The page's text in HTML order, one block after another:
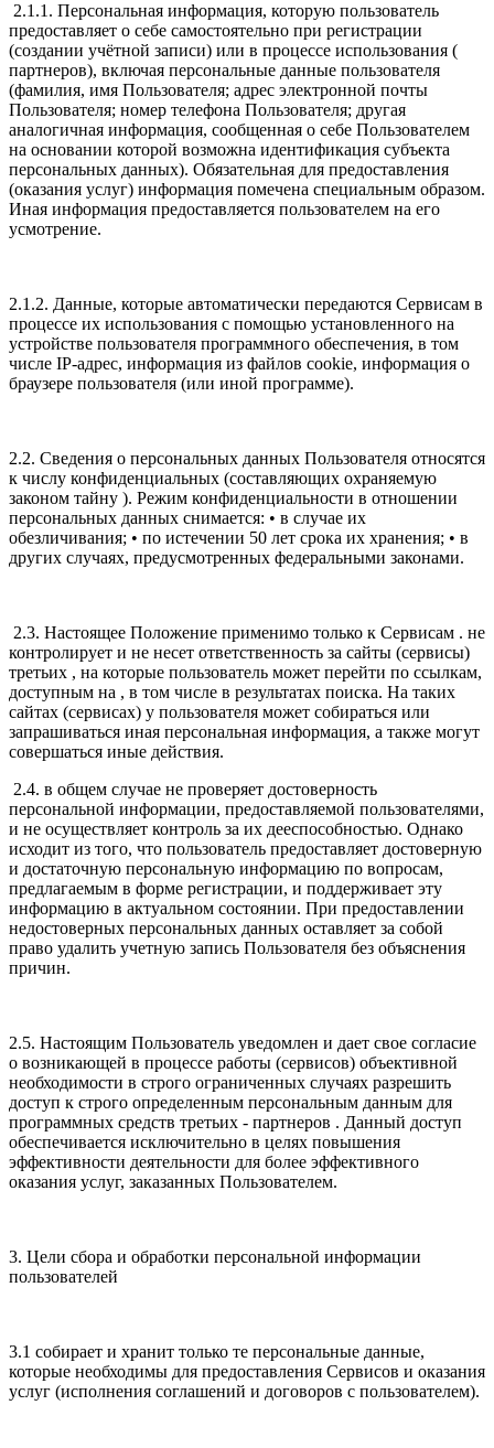
2.1.1. Персональная информация, которую пользователь
предоставляет о себе самостоятельно при регистрации
(создании учётной записи) или в процессе использования (
партнеров), включая персональные данные пользователя
(фамилия, имя Пользователя; адрес электронной почты
Пользователя; номер телефона Пользователя; другая
аналогичная информация, сообщенная о себе Пользователем
на основании которой возможна идентификация субъекта
персональных данных). Обязательная для предоставления
(оказания услуг) информация помечена специальным образом.
Иная информация предоставляется пользователем на его
усмотрение.
2.1.2. Данные, которые автоматически передаются Сервисам в
процессе их использования с помощью установленного на
устройстве пользователя программного обеспечения, в том
числе IP-адрес, информация из файлов cookie, информация о
браузере пользователя (или иной программе).
2.2. Сведения о персональных данных Пользователя относятся
к числу конфиденциальных (составляющих охраняемую
законом тайну ). Режим конфиденциальности в отношении
персональных данных снимается: • в случае их
обезличивания; • по истечении 50 лет срока их хранения; • в
других случаях, предусмотренных федеральными законами.
2.3. Настоящее Положение применимо только к Сервисам . не
контролирует и не несет ответственность за сайты (сервисы)
третьих , на которые пользователь может перейти по ссылкам,
доступным на , в том числе в результатах поиска. На таких
сайтах (сервисах) у пользователя может собираться или
запрашиваться иная персональная информация, а также могут
совершаться иные действия.
2.4. в общем случае не проверяет достоверность
персональной информации, предоставляемой пользователями,
и не осуществляет контроль за их дееспособностью. Однако
исходит из того, что пользователь предоставляет достоверную
и достаточную персональную информацию по вопросам,
предлагаемым в форме регистрации, и поддерживает эту
информацию в актуальном состоянии. При предоставлении
недостоверных персональных данных оставляет за собой
право удалить учетную запись Пользователя без объяснения
причин.
2.5. Настоящим Пользователь уведомлен и дает свое согласие
о возникающей в процессе работы (сервисов) объективной
необходимости в строго ограниченных случаях разрешить
доступ к строго определенным персональным данным для
программных средств третьих - партнеров . Данный доступ
обеспечивается исключительно в целях повышения
эффективности деятельности для более эффективного
оказания услуг, заказанных Пользователем.
3. Цели сбора и обработки персональной информации
пользователей
3.1 собирает и хранит только те персональные данные,
которые необходимы для предоставления Сервисов и оказания
услуг (исполнения соглашений и договоров с пользователем).